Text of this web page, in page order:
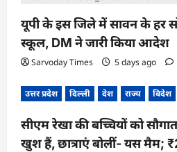
यूपी के इस जिले में सावन के हर
स्कूल, DM ने जारी किया आदेश
Sarvoday Times 5 days ago
उत्तर प्रदेश दिल्ली देश राज्य विदेश
सीएम रेखा की बच्चियों को
खुश हैं, छात्राएं बोलीं- यस मैम;